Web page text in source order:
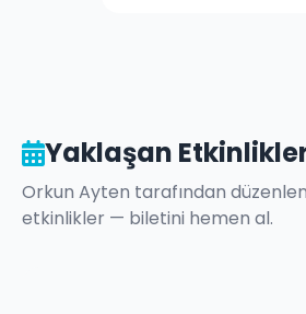
Yaklaşan
Orkun Ayten tarafından
etkinlikler — biletini hemen al.